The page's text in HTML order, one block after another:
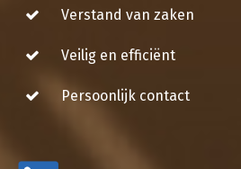
Verstand van zaken
Veilig en efficiënt
Persoonlijk contact